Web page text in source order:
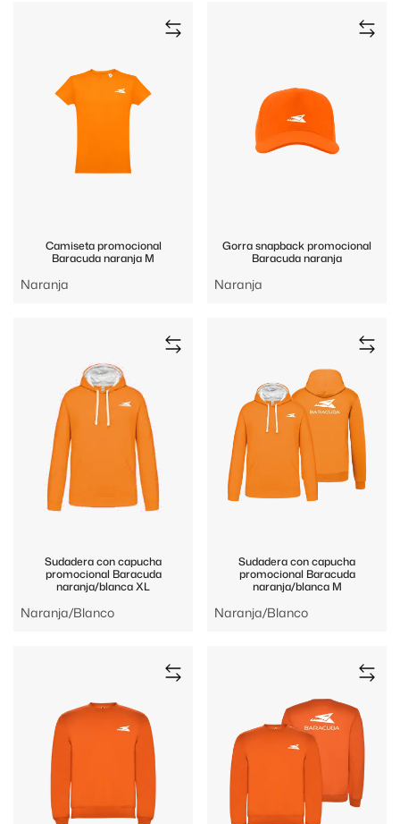
Camiseta promocional
Baracuda naranja M
Naranja
Gorra snapback promocional
Baracuda naranja
Naranja
Sudadera con capucha
promocional Baracuda
naranja/blanca XL
Naranja/Blanco
Sudadera con capucha
promocional Baracuda
naranja/blanca M
Naranja/Blanco